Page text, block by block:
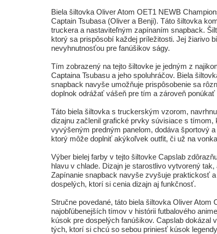
Biela šiltovka Oliver Atom OET1 NEWB
Captain Tsubasa (Oliver a Benji). Táto šiltovka
truckera a nastaviteľným zapínaním snapback.
ktorý sa prispôsobí každej príležitosti. Jej žiarivo
nevyhnutnosťou pre fanúšikov ságy.
Tím zobrazený na tejto šiltovke je jedným z
Captaina Tsubasu a jeho spoluhráčov. Biela
snapback navyše umožňuje prispôsobenie sa
doplnok odrážať vášeň pre tím a zároveň
Táto biela šiltovka s truckerským vzorom,
dizajnu začlenil grafické prvky súvisiace s
vyvýšeným predným panelom, dodáva športový
ktorý môže doplniť akýkoľvek outfit, či už na
Výber bielej farby v tejto šiltovke Capslab
hlavu v chlade. Dizajn je starostlivo vytvorený
Zapínanie snapback navyše zvyšuje praktickosť
dospelých, ktorí si cenia dizajn aj funkčnosť.
Stručne povedané, táto biela šiltovka Oliver
najobľúbenejších tímov v histórii futbalového
kúsok pre dospelých fanúšikov. Capslab dokázal
tých, ktorí si chcú so sebou priniesť kúsok